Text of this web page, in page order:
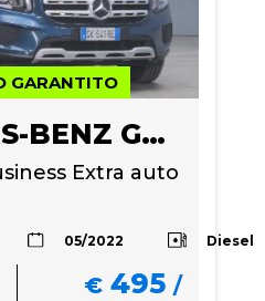
GARANTITO
MERCEDES-BENZ GLB 200
Extra auto
05/2022 Diesel
€ 495 /